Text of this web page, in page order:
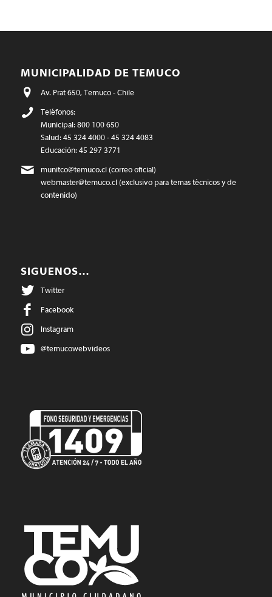
MUNICIPALIDAD DE TEMUCO
Av. Prat 650, Temuco - Chile
Teléfonos:
Municipal: 800 100 650
Salud: 45 324 4000 - 45 324 4083
Educación: 45 297 3771
munitco@temuco.cl(correo oficial)
webmaster@temuco.cl(exclusivo para temas técnicos y de
contenido)
SIGUENOS…
Twitter
Facebook
Instagram
@temucowebvideos